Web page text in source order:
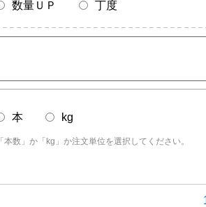
数量ＵＰ 丁度
本 kg
「本数」か「kg」か注文単位を選択してください。